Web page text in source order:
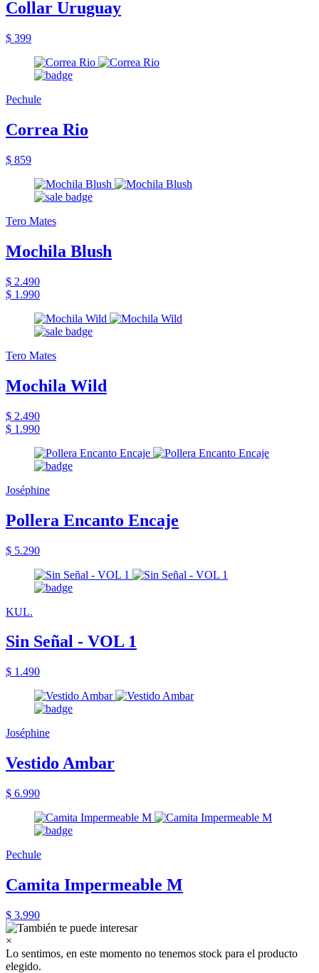
Collar Uruguay
$ 399
Pechule
Correa Rio
$ 859
Tero Mates
Mochila Blush
$ 2.490
$ 1.990
Tero Mates
Mochila Wild
$ 2.490
$ 1.990
Joséphine
Pollera Encanto Encaje
$ 5.290
KUL.
Sin Señal - VOL 1
$ 1.490
Joséphine
Vestido Ambar
$ 6.990
Pechule
Camita Impermeable M
$ 3.990
×
Lo sentimos, en este momento no tenemos stock para el producto
elegido.